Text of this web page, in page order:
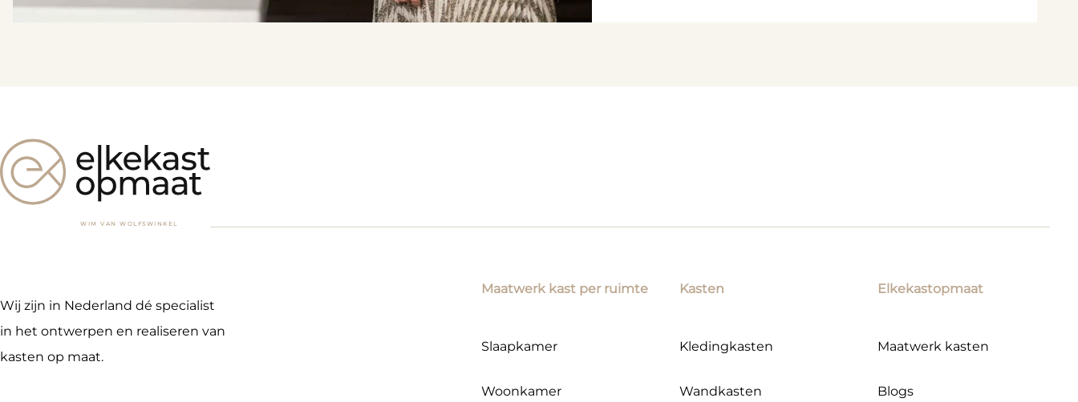
WIM VAN WOLFSWINKEL
Wij zijn in Nederland dé specialist
in het ontwerpen en realiseren van
kasten op maat.
Maatwerk kast per ruimte
Slaapkamer
Woonkamer
Kasten
Kledingkasten
Wandkasten
Elkekastopmaat
Maatwerk kasten
Blogs